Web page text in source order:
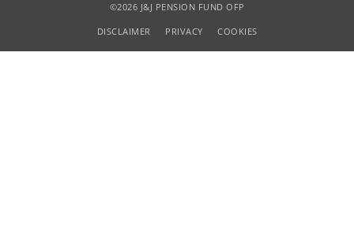
©2026 J&J PENSION FUND OFP
DISCLAIMER PRIVACY COOKIES